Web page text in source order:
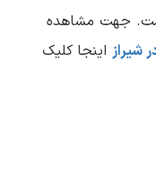
جهت مشاهده
شیراز اینجا کلیک